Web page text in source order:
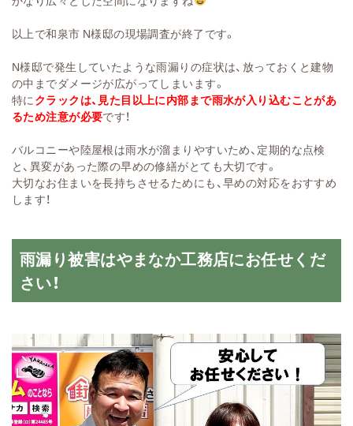
以上で和泉市 N様邸の現場調査が終了です。
N様邸で発生していたような雨漏りの症状は、放っておくと建物
の中までダメージが広がってしまいます。
特に クラックは、見た目以上に内部まで雨水が入り込むことがあ
るため注意が必要です！
バルコニーや陸屋根は雨水が溜まりやすいため、定期的な点検
と、異変があった際の早めの修繕がとても大切です。
大切なお住まいを長持ちさせるためにも、早めの対応をおすすめ
します！
雨漏り被害はやまなか工務店にお任せくだ
さい！